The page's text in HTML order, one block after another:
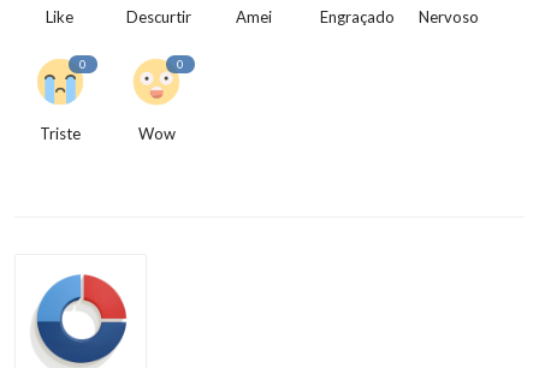
Like Descurtir Amei Engraçado Nervoso
0
Triste
0
Wow